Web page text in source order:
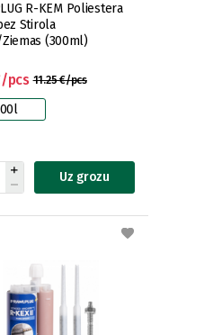
R-KEM Poliestera
Stirola
(300ml)
11.25 €/pcs
pcs
Uz grozu